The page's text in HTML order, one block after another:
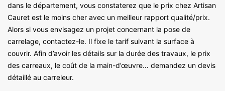
dans le département, vous constaterez que le prix chez Artisan
Cauret est le moins cher avec un meilleur rapport qualité/prix.
Alors si vous envisagez un projet concernant la pose de
carrelage, contactez-le. Il fixe le tarif suivant la surface à
couvrir. Afin d’avoir les détails sur la durée des travaux, le prix
des carreaux, le coût de la main-d’œuvre… demandez un devis
détaillé au carreleur.